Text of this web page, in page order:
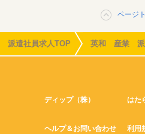
ページ
派遣社員求人TOP 英和 産業 派
ディップ（株） はた
ヘルプ＆お問い合わせ 利用